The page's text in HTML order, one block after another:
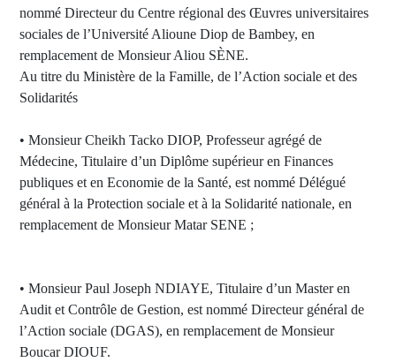
nommé Directeur du Centre régional des Œuvres universitaires
sociales de l’Université Alioune Diop de Bambey, en
remplacement de Monsieur Aliou SÈNE.
Au titre du Ministère de la Famille, de l’Action sociale et des
Solidarités
• Monsieur Cheikh Tacko DIOP, Professeur agrégé de
Médecine, Titulaire d’un Diplôme supérieur en Finances
publiques et en Economie de la Santé, est nommé Délégué
général à la Protection sociale et à la Solidarité nationale, en
remplacement de Monsieur Matar SENE ;
• Monsieur Paul Joseph NDIAYE, Titulaire d’un Master en
Audit et Contrôle de Gestion, est nommé Directeur général de
l’Action sociale (DGAS), en remplacement de Monsieur
Boucar DIOUF.